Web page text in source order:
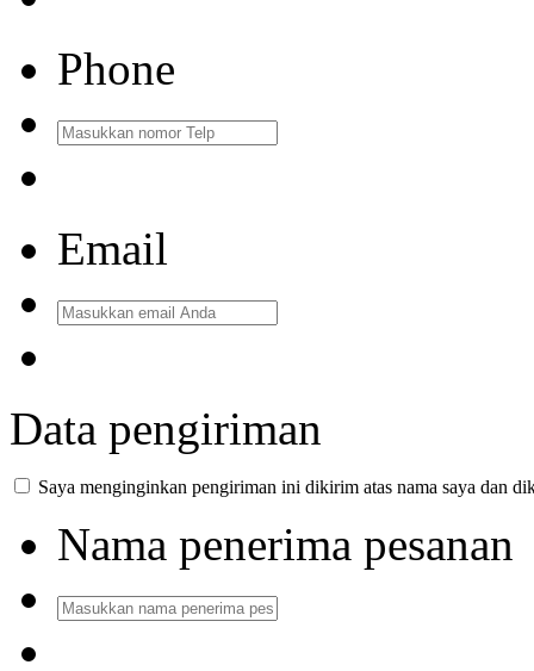
Phone
Email
Data pengiriman
Saya menginginkan pengiriman ini dikirim atas nama saya dan
Nama penerima pesanan